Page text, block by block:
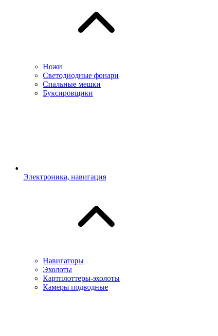
Ножи
Светодиодные фонари
Спальные мешки
Буксировщики
Электроника, навигация
Навигаторы
Эхолоты
Картплоттеры-эхолоты
Камеры подводные